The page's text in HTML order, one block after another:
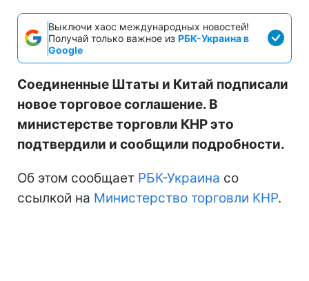
Выключи хаос международных новостей!
Получай только важное из РБК-Украина в
Google
Соединенные Штаты и Китай подписали
новое торговое соглашение. В
министерстве торговли КНР это
подтвердили и сообщили подробности.
Об этом сообщает РБК-Украина со
ссылкой на Министерство торговли КНР.